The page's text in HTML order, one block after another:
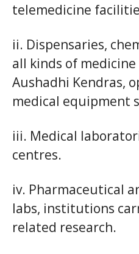
telemedicine
ii. Dispensaries,
all kinds of
Aushadhi Kendras,
medical equipment
iii. Medical
centres.
iv. Pharmaceutical
labs, institutions
related research.